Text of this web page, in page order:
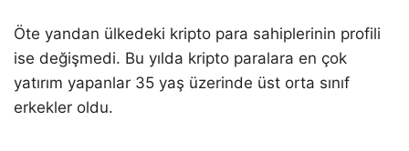
Öte yandan ülkedeki kripto para sahiplerinin profili
ise değişmedi. Bu yılda kripto paralara en çok
yatırım yapanlar 35 yaş üzerinde üst orta sınıf
erkekler oldu.